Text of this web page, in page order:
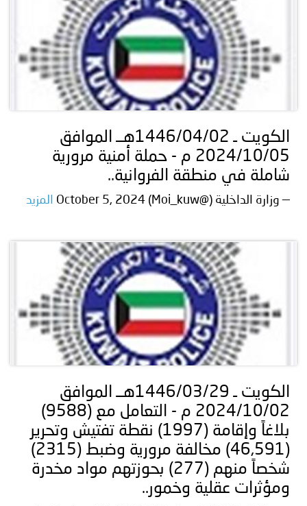
الكويت ـ 1446/04/02هــ الموافق
2024/10/05 م - حملة أمنية مرورية
شاملة في منطقة الفروانية..
— وزارة الداخلية (@Moi_kuw) October 5, 2024 المزيد
الكويت ـ 1446/03/29هــ الموافق
2024/10/02 م - التعامل مع (9588)
بلاغاً وإقامة (1997) نقطة تفتيش وتحرير
(46,591) مخالفة مرورية وضبط (2315)
شخصاً منهم (277) بحوزتهم مواد مخدرة
ومؤثرات عقلية وخمور..